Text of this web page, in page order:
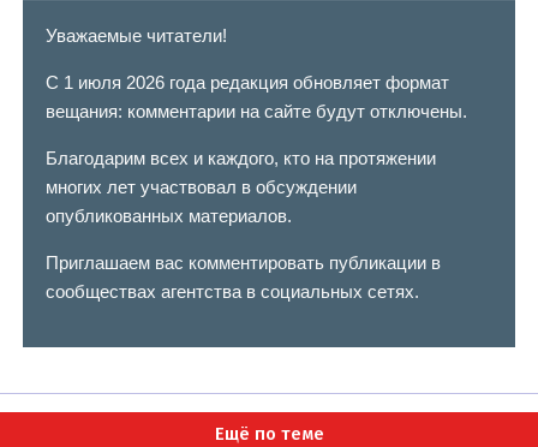
Уважаемые читатели!
С 1 июля 2026 года редакция обновляет формат
вещания: комментарии на сайте будут отключены.
Благодарим всех и каждого, кто на протяжении
многих лет участвовал в обсуждении
опубликованных материалов.
Приглашаем вас комментировать публикации в
сообществах агентства в социальных сетях.
Ещё по теме